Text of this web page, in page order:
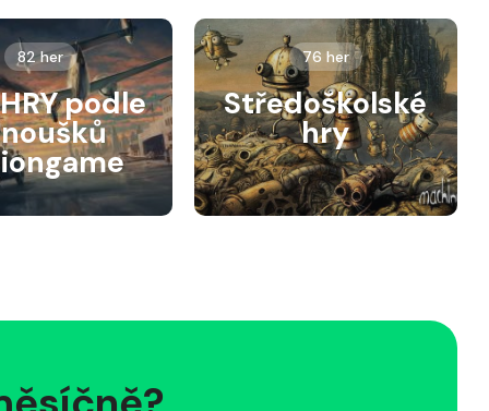
82 her
podle
76 her
Středoškolské
hry